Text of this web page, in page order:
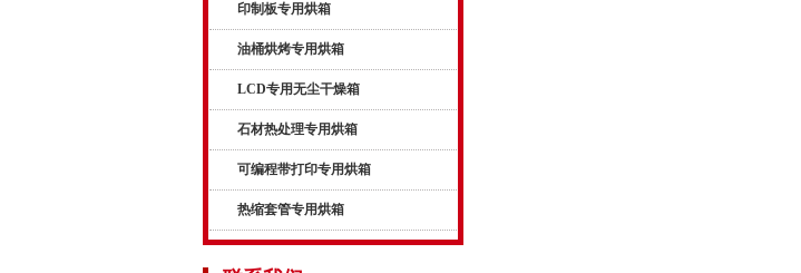
印制板专用烘箱
油桶烘烤专用烘箱
LCD专用无尘干燥箱
石材热处理专用烘箱
可编程带打印专用烘箱
热缩套管专用烘箱